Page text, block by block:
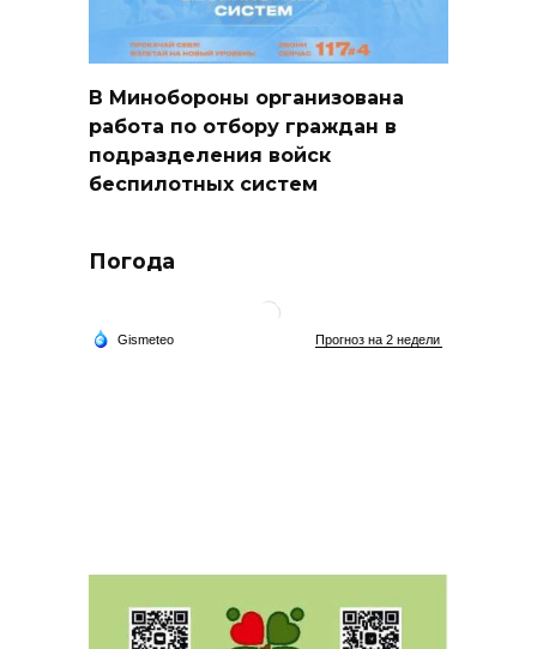
В Минобороны организована
работа по отбору граждан в
подразделения войск
беспилотных систем
Погода